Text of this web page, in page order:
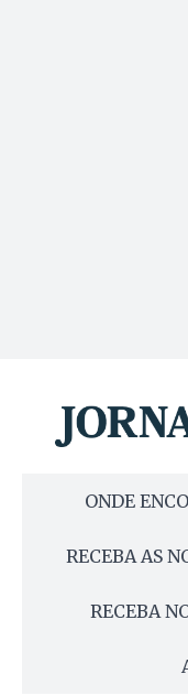
ONDE
RECEBA AS
RECEBA